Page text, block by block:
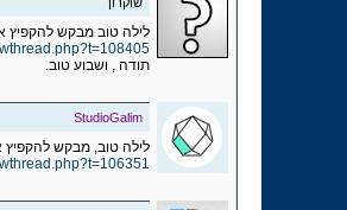
לילה טוב מבקש להקפיץ
תודה , ושבוע טוב.
StudioGalim
לילה טוב, מבקש